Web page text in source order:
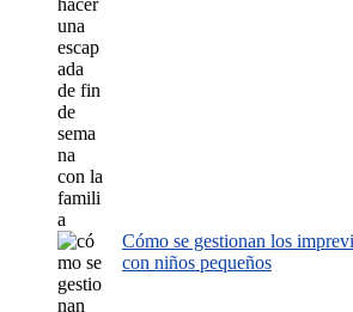
Cómo se gestionan los
con niños pequeños